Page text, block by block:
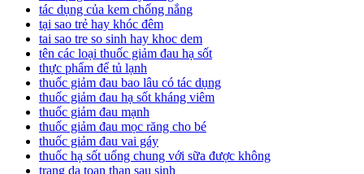
tác dụng của kem chống nắng
tại sao trẻ hay khóc đêm
tai sao tre so sinh hay khoc dem
tên các loại thuốc giảm đau hạ sốt
thực phẩm để tủ lạnh
thuốc giảm đau bao lâu có tác dụng
thuốc giảm đau hạ sốt kháng viêm
thuốc giảm đau mạnh
thuốc giảm đau mọc răng cho bé
thuốc giảm đau vai gáy
thuốc hạ sốt uống chung với sữa được không
trang da toan than sau sinh